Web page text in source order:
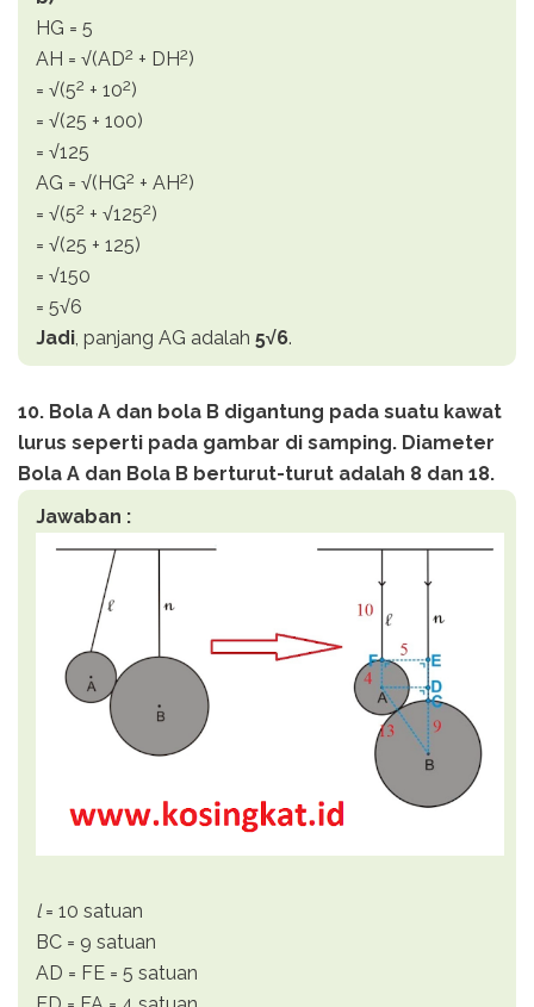
HG = 5
AH = √(AD2 + DH2)
= √(52 + 102)
= √(25 + 100)
= √125
AG = √(HG2 + AH2)
= √(52 + √1252)
= √(25 + 125)
= √150
= 5√6
Jadi, panjang AG adalah 5√6.
10. Bola A dan bola B digantung pada suatu kawat
lurus seperti pada gambar di samping. Diameter
Bola A dan Bola B berturut-turut adalah 8 dan 18.
Jawaban :
l= 10 satuan
BC = 9 satuan
AD = FE = 5 satuan